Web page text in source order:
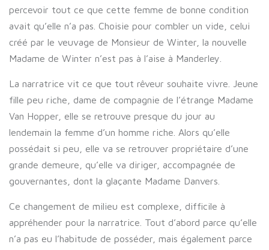
percevoir tout ce que cette femme de bonne condition
avait qu’elle n’a pas. Choisie pour combler un vide, celui
créé par le veuvage de Monsieur de Winter, la nouvelle
Madame de Winter n’est pas à l’aise à Manderley.
La narratrice vit ce que tout rêveur souhaite vivre. Jeune
fille peu riche, dame de compagnie de l’étrange Madame
Van Hopper, elle se retrouve presque du jour au
lendemain la femme d’un homme riche. Alors qu’elle
possédait si peu, elle va se retrouver propriétaire d’une
grande demeure, qu’elle va diriger, accompagnée de
gouvernantes, dont la glaçante Madame Danvers.
Ce changement de milieu est complexe, difficile à
appréhender pour la narratrice. Tout d’abord parce qu’elle
n’a pas eu l’habitude de posséder, mais également parce